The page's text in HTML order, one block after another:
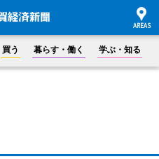
買う 暮らす・働く 学ぶ・知る